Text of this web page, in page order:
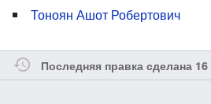
Тоноян Ашот Робертович
Последняя правка сделана 16